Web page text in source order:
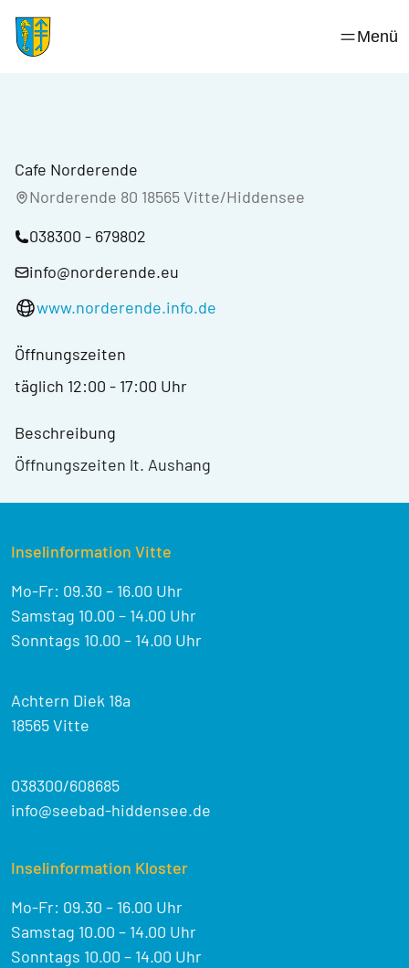
content
Menü
Cafe Norderende
Norderende 80 18565 Vitte/Hiddensee
038300 - 679802
info@norderende.eu
www.norderende.info.de
Öffnungszeiten
täglich 12:00 - 17:00 Uhr
Beschreibung
Öffnungszeiten lt. Aushang
Inselinformation Vitte
Mo-Fr: 09.30 – 16.00 Uhr
Samstag 10.00 – 14.00 Uhr
Sonntags 10.00 – 14.00 Uhr
Achtern Diek 18a
18565 Vitte
038300/608685
info@seebad-hiddensee.de
Inselinformation Kloster
Mo-Fr: 09.30 – 16.00 Uhr
Samstag 10.00 – 14.00 Uhr
Sonntags 10.00 – 14.00 Uhr